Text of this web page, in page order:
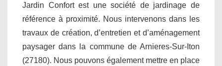
Jardin Confort est une société de jardinage de
référence à proximité. Nous intervenons dans les
travaux de création, d’entretien et d’aménagement
paysager dans la commune de Arnieres-Sur-Iton
(27180). Nous pouvons également mettre en place